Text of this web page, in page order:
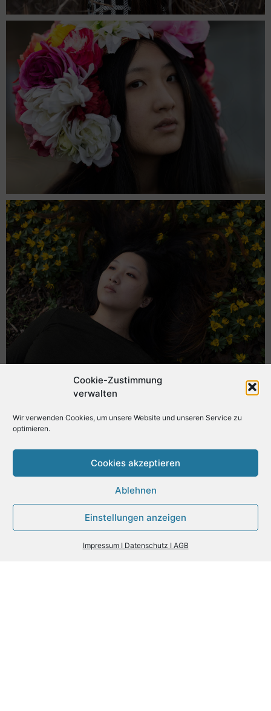
Cookie-Zustimmung
verwalten
Wir verwenden Cookies, um unsere Website und unseren Service zu
optimieren.
Cookies akzeptieren
Ablehnen
Einstellungen anzeigen
Impressum I Datenschutz I AGB